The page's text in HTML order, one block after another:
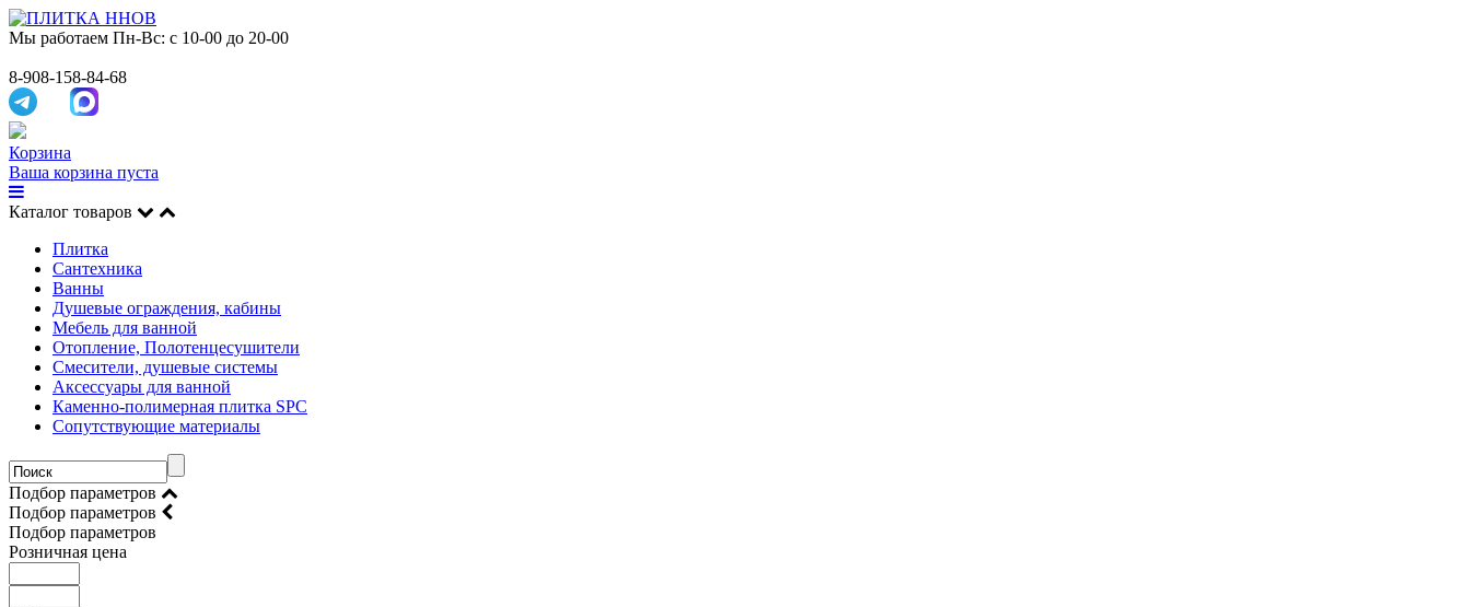
Мы работаем Пн-Вс: с 10-00 до 20-00
8-908-158-84-68
Корзина
Ваша корзина пуста
Каталог товаров
Плитка
Сантехника
Ванны
Душевые ограждения, кабины
Мебель для ванной
Отопление, Полотенцесушители
Смесители, душевые системы
Аксессуары для ванной
Каменно-полимерная плитка SPC
Сопутствующие материалы
Подбор параметров
Подбор параметров
Подбор параметров
Розничная цена